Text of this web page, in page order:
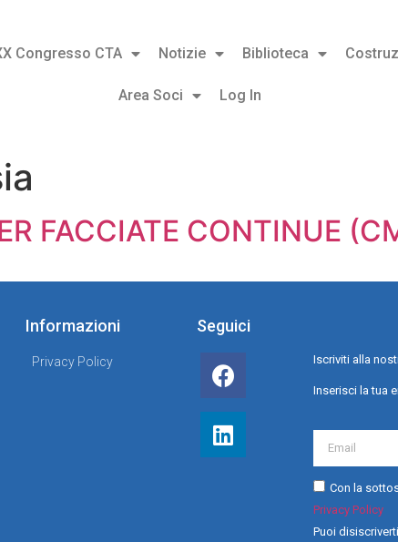
Congresso CTA Notizie Biblioteca
Area Soci Log In
FACCIATE CONTINUE
Informazioni
Privacy Policy
Seguici
Iscriviti alla
Inserisci la tua
Con la
Privacy Policy
Puoi